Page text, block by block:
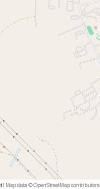
| Map data © OpenStreetMap contributors